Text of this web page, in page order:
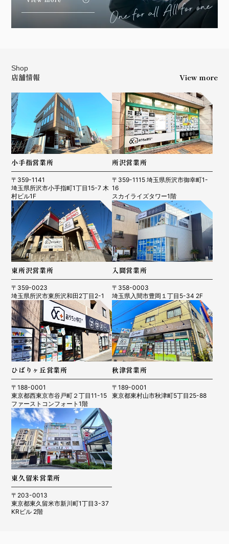
Shop
店舗情報 View more
小手指営業所
〒359-1141
埼玉県所沢市小手指町1丁目15-7 木
村ビル1F
所沢営業所
〒359-1115 埼玉県所沢市御幸町1-
16
スカイライズタワー1階
東所沢営業所
〒359-0023
埼玉県所沢市東所沢和田2丁目2-1
入間営業所
〒358-0003
埼玉県入間市豊岡１丁目5-34 2F
ひばりヶ丘営業所
〒188-0001
東京都西東京市谷戸町２丁目11-15
ファーストコンフォート1階
秋津営業所
〒189-0001
東京都東村山市秋津町5丁目25-88
東久留米営業所
〒203-0013
東京都東久留米市新川町1丁目3-37
KRビル 2階